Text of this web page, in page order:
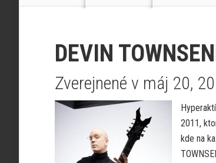
DEVIN
Zverejnené v máj 20,
2011,
kde na